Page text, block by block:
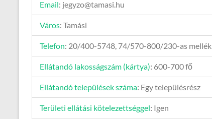
Email: jegyzo@tamasi.hu
Város: Tamási
Telefon: 20/400-5748, 74/570-800/230-as mellék
Ellátandó lakosságszám (kártya): 600-700 fő
Ellátandó települések száma: Egy településrész
Területi ellátási kötelezettséggel: Igen